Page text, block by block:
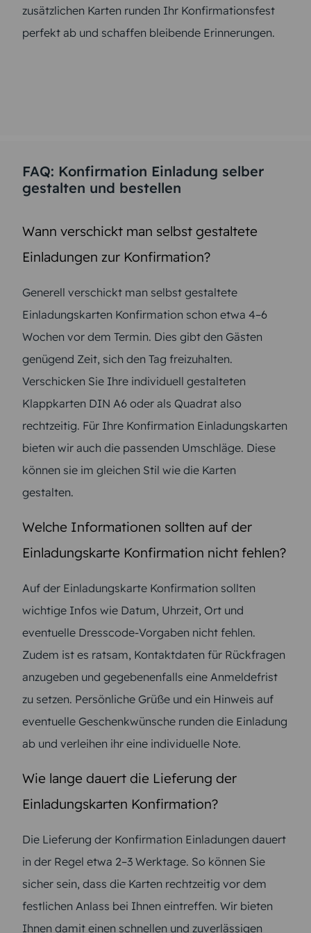
zusätzlichen Karten runden Ihr Konfirmationsfest
perfekt ab und schaffen bleibende Erinnerungen.
FAQ: Konfirmation Einladung selber
gestalten und bestellen
Wann verschickt man selbst gestaltete
Einladungen zur Konfirmation?
Generell verschickt man selbst gestaltete
Einladungskarten Konfirmation schon etwa 4–6
Wochen vor dem Termin. Dies gibt den Gästen
genügend Zeit, sich den Tag freizuhalten.
Verschicken Sie Ihre individuell gestalteten
Klappkarten DIN A6 oder als Quadrat also
rechtzeitig. Für Ihre Konfirmation Einladungskarten
bieten wir auch die passenden Umschläge. Diese
können sie im gleichen Stil wie die Karten
gestalten.
Welche Informationen sollten auf der
Einladungskarte Konfirmation nicht fehlen?
Auf der Einladungskarte Konfirmation sollten
wichtige Infos wie Datum, Uhrzeit, Ort und
eventuelle Dresscode-Vorgaben nicht fehlen.
Zudem ist es ratsam, Kontaktdaten für Rückfragen
anzugeben und gegebenenfalls eine Anmeldefrist
zu setzen. Persönliche Grüße und ein Hinweis auf
eventuelle Geschenkwünsche runden die Einladung
ab und verleihen ihr eine individuelle Note.
Wie lange dauert die Lieferung der
Einladungskarten Konfirmation?
Die Lieferung der Konfirmation Einladungen dauert
in der Regel etwa 2–3 Werktage. So können Sie
sicher sein, dass die Karten rechtzeitig vor dem
festlichen Anlass bei Ihnen eintreffen. Wir bieten
Ihnen damit einen schnellen und zuverlässigen